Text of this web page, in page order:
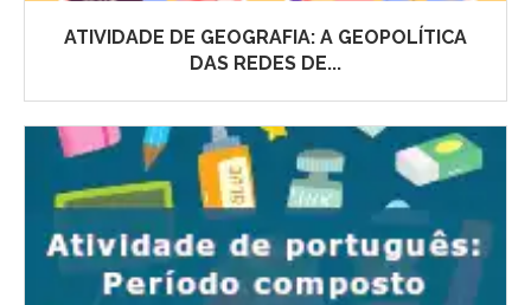
ATIVIDADE DE GEOGRAFIA: A GEOPOLÍTICA
DAS REDES DE...